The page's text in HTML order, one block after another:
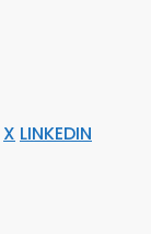
X LINKEDIN